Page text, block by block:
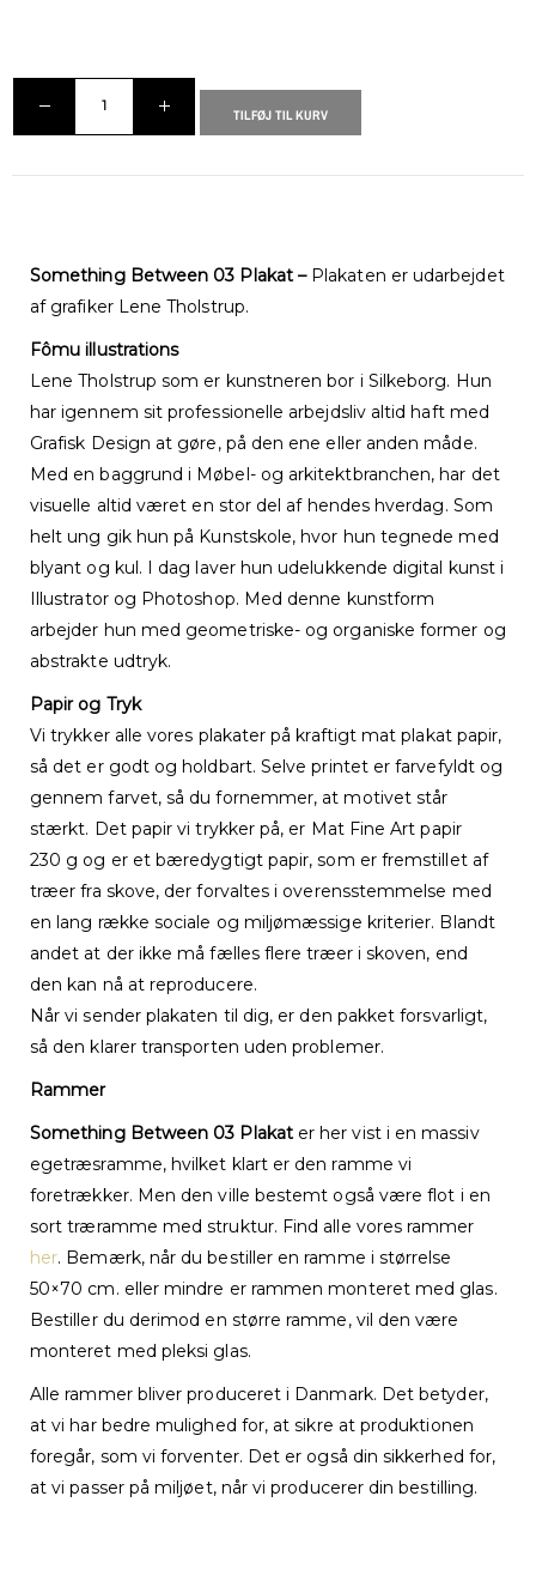
TILFØJ TIL KURV
Something Between 03 Plakat –Plakaten er udarbejdet
af grafiker Lene Tholstrup.
Fômu illustrations
Lene Tholstrup som er kunstneren bor i Silkeborg. Hun
har igennem sit professionelle arbejdsliv altid haft med
Grafisk Design at gøre, på den ene eller anden måde.
Med en baggrund i Møbel- og arkitektbranchen, har det
visuelle altid været en stor del af hendes hverdag. Som
helt ung gik hun på Kunstskole, hvor hun tegnede med
blyant og kul. I dag laver hun udelukkende digital kunst i
Illustrator og Photoshop. Med denne kunstform
arbejder hun med geometriske- og organiske former og
abstrakte udtryk.
Papir og Tryk
Vi trykker alle vores plakater på kraftigt mat plakat papir,
så det er godt og holdbart. Selve printet er farvefyldt og
gennem farvet, så du fornemmer, at motivet står
stærkt. Det papir vi trykker på, er Mat Fine Art papir
230 g og er et bæredygtigt papir, som er fremstillet af
træer fra skove, der forvaltes i overensstemmelse med
en lang række sociale og miljømæssige kriterier. Blandt
andet at der ikke må fælles flere træer i skoven, end
den kan nå at reproducere.
Når vi sender plakaten til dig, er den pakket forsvarligt,
så den klarer transporten uden problemer.
Rammer
Something Between 03 Plakater her vist i en massiv
egetræsramme, hvilket klart er den ramme vi
foretrækker. Men den ville bestemt også være flot i en
sort træramme med struktur. Find alle vores rammer
her. Bemærk, når du bestiller en ramme i størrelse
50×70 cm. eller mindre er rammen monteret med glas.
Bestiller du derimod en større ramme, vil den være
monteret med pleksi glas.
Alle rammer bliver produceret i Danmark. Det betyder,
at vi har bedre mulighed for, at sikre at produktionen
foregår, som vi forventer. Det er også din sikkerhed for,
at vi passer på miljøet, når vi producerer din bestilling.